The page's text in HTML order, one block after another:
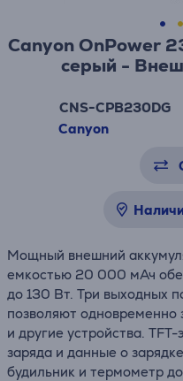
Canyon OnPower
серый -
CNS-CPB230DG
Canyon
Мощный внешний
емкостью 20 000 мАч
до 130 Вт. Три выходных
позволяют одновременно
и другие устройства.
заряда и данные о
будильник и термометр